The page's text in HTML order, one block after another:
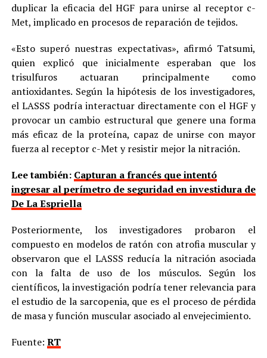
duplicar la eficacia del HGF para unirse al receptor c-
Met, implicado en procesos de reparación de tejidos.
«Esto superó nuestras expectativas», afirmó Tatsumi,
quien explicó que inicialmente esperaban que los
trisulfuros actuaran principalmente como
antioxidantes. Según la hipótesis de los investigadores,
el LASSS podría interactuar directamente con el HGF y
provocar un cambio estructural que genere una forma
más eficaz de la proteína, capaz de unirse con mayor
fuerza al receptor c-Met y resistir mejor la nitración.
Lee también: Capturan a francés que intentó
ingresar al perímetro de seguridad en investidura de
De La Espriella
Posteriormente, los investigadores probaron el
compuesto en modelos de ratón con atrofia muscular y
observaron que el LASSS reducía la nitración asociada
con la falta de uso de los músculos. Según los
científicos, la investigación podría tener relevancia para
el estudio de la sarcopenia, que es el proceso de pérdida
de masa y función muscular asociado al envejecimiento.
Fuente: RT